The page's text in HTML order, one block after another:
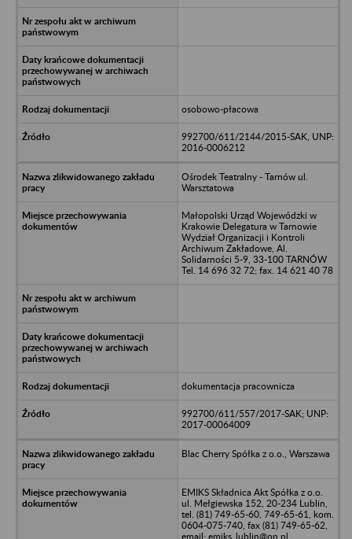
osobowo-płacowa
992700/611/2144/2015-SAK, UNP:
2016-0006212
Ośrodek Teatralny - Tarnów ul.
Warsztatowa
Małopolski Urząd Wojewódzki w
Krakowie Delegatura w Tarnowie
Wydział Organizacji i Kontroli
Archiwum Zakładowe, Al.
Solidarności 5-9, 33-100 TARNÓW
Tel. 14 696 32 72; fax. 14 621 40 78
dokumentacja pracownicza
992700/611/557/2017-SAK; UNP:
2017-00064009
Blac Cherry Spółka z o.o., Warszawa
EMIKS Składnica Akt Spółka z o.o.
ul. Mełgiewska 152, 20-234 Lublin,
tel. (81) 749-65-60, 749-65-61, kom.
0604-075-740, fax (81) 749-65-62,
email: emiks_lublin@op.pl,